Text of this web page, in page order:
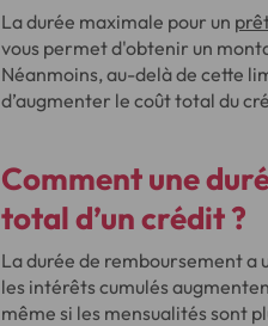
La durée maximale pour un
vous permet d'obtenir un
Néanmoins, au-delà de cette
d’augmenter le coût total du
Comment une
total d’un crédit ?
La durée de remboursement a
les intérêts cumulés
même si les mensualités sont